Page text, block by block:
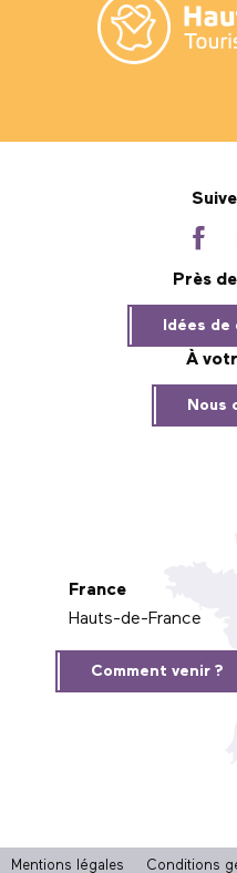
Près
Idées
À
Nous
France
Hauts-de-France
Comment venir ?
Mentions légales Conditions